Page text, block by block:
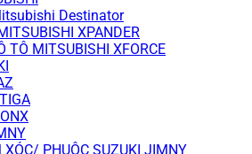
Destinator
XPANDER
TÔ MITSUBISHI XFORCE
XÓC/ PHUỘC SUZUKI JIMNY